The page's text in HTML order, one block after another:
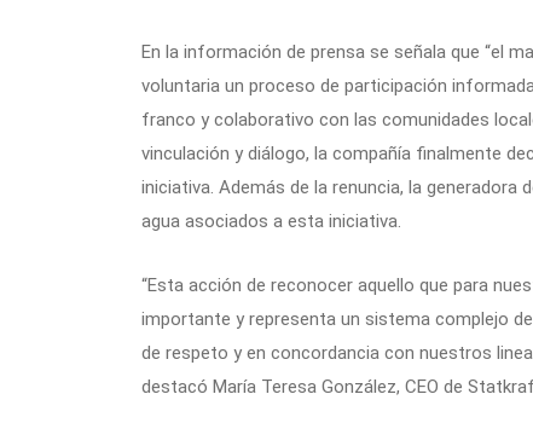
En la información de prensa se señala que “el
voluntaria un proceso de participación
franco y colaborativo con las comunidades
vinculación y diálogo, la compañía finalmente
iniciativa. Además de la renuncia, la
agua asociados a esta iniciativa.
“Esta acción de reconocer aquello que para
importante y representa un sistema complejo
de respeto y en concordancia con nuestros
destacó María Teresa González, CEO de